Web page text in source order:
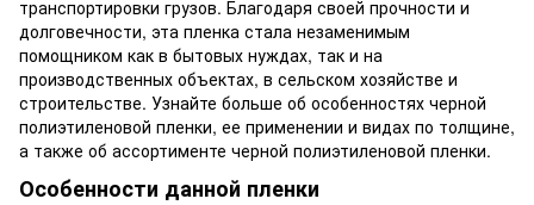
транспортировки грузов. Благодаря своей прочности и
долговечности, эта пленка стала незаменимым
помощником как в бытовых нуждах, так и на
производственных объектах, в сельском хозяйстве и
строительстве. Узнайте больше об особенностях черной
полиэтиленовой пленки, ее применении и видах по толщине,
а также об ассортименте черной полиэтиленовой пленки.
Особенности данной пленки